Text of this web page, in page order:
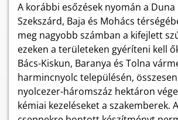
A korábbi esőzések nyomán a
Szekszárd, Baja és Mohács
meg nagyobb számban a kifejlett
ezeken a területeken gyéríteni kell
Bács-Kiskun, Baranya és Tolna
harmincnyolc településén,
nyolcezer-háromszáz hektáron
kémiai kezeléseket a szakemberek.